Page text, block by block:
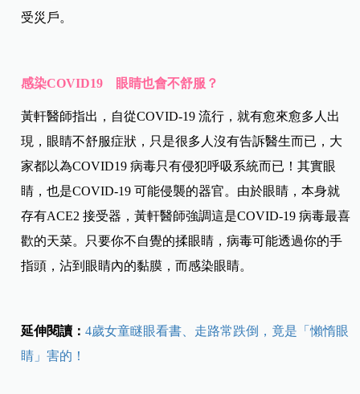
受災戶。
感染COVID19 眼睛也會不舒服？
黃軒醫師指出，自從COVID-19 流行，就有愈來愈多人出
現，眼睛不舒服症狀，只是很多人沒有告訴醫生而已，大
家都以為COVID19 病毒只有侵犯呼吸系統而已！其實眼
睛，也是COVID-19 可能侵襲的器官。由於眼睛，本身就
存有ACE2 接受器，黃軒醫師強調這是COVID-19 病毒最喜
歡的天菜。只要你不自覺的揉眼睛，病毒可能透過你的手
指頭，沾到眼睛內的黏膜，而感染眼睛。
延伸閱讀：4歲女童瞇眼看書、走路常跌倒，竟是「懶惰眼
睛」害的！